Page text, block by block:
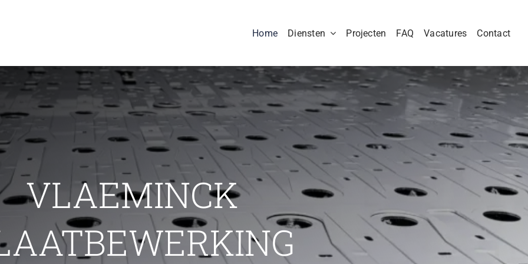
Home Diensten Projecten FAQ Vacatures Contact
VLAEMINCK